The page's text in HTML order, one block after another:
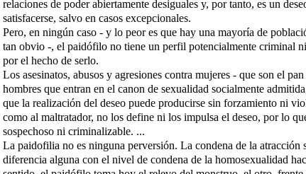
relaciones de poder abiertamente desiguales y, por tanto, es un
satisfacerse, salvo en casos excepcionales.
Pero, en ningún caso - y lo peor es que hay una mayoría de
tan obvio -, el paidófilo no tiene un perfil potencialmente criminal
por el hecho de serlo.
Los asesinatos, abusos y agresiones contra mujeres - que son el
hombres que entran en el canon de sexualidad socialmente
que la realización del deseo puede producirse sin forzamiento ni
como al maltratador, no los define ni los impulsa el deseo, por lo
sospechoso ni criminalizable. ...
La paidofilia no es ninguna perversión. La condena de la atracción
diferencia alguna con el nivel de condena de la homosexualidad